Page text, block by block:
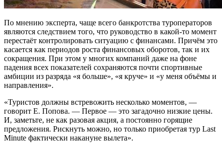
По мнению эксперта, чаще всего банкротства туроператоров
являются следствием того, что руководство в какой-то момент
перестаёт контролировать ситуацию с финансами. Причём это
касается как периодов роста финансовых оборотов, так и их
сокращения. При этом у многих компаний даже на фоне
падения всех показателей сохраняются почти спортивные
амбиции из разряда «я больше», «я круче» и «у меня объёмы и
направления».
«Туристов должны встревожить несколько моментов, —
говорит Е. Попова. — Первое — это загадочно низкие цены.
И, заметьте, не как разовая акция, а постоянно горящие
предложения. Рискнуть можно, но только приобретая тур Last
Minute фактически накануне вылета».